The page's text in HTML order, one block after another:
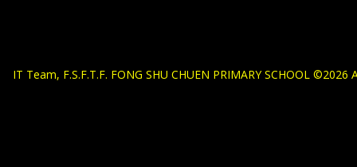
IT Team, F.S.F.T.F. FONG SHU CHUEN PRIMARY SCHOOL ©2026